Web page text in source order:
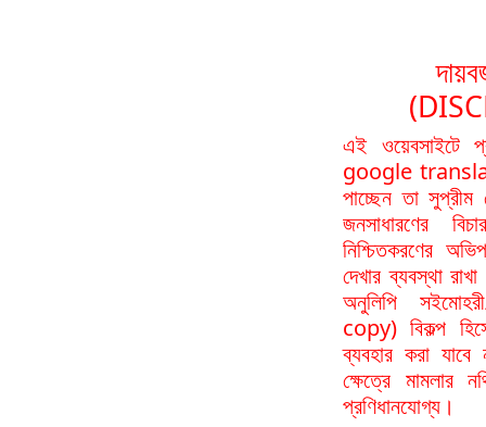
এই ওয়েবসাইটে
google
পাচ্ছেন তা
জনসাধারণের
নিশ্চিতকরণের
দেখার ব্যবস্থা
অনুলিপি
copy) বিকল্প
ব্যবহার করা
ক্ষেত্রে মামলার
প্রণিধানযোগ্য।